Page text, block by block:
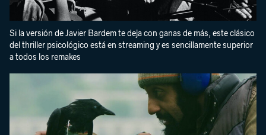
Si la versión de Javier Bardem te deja con ganas de más, este clásico
del thriller psicológico está en streaming y es sencillamente superior
a todos los remakes